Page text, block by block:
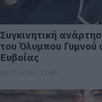
Συγκινητική
του Όλυμπου Γυμνού
Ευβοίας